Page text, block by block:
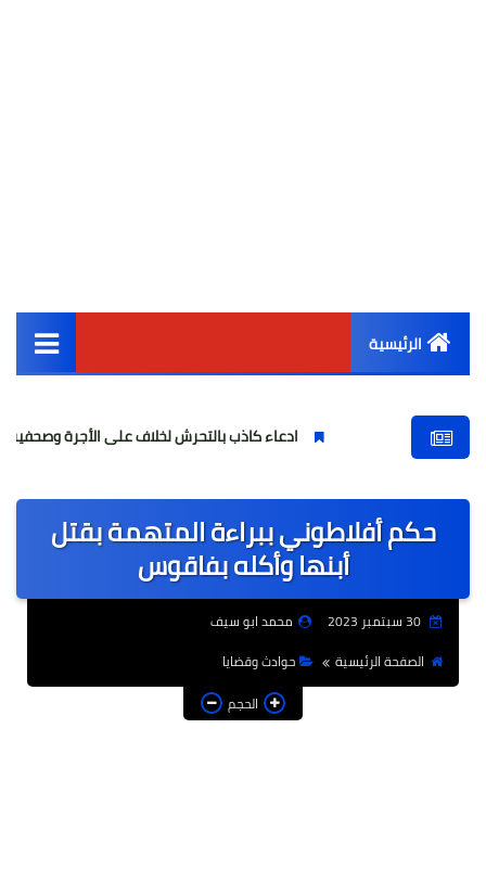
الرئيسية
أخبار مصر
عالمى
الرياضة
حوادث وقضايا
فن
التعليم
ادعاء كاذب بالتحرش لخلاف على الأجرة وصحفية وهمية
حكم أفلاطوني ببراءة المتهمة بقتل
أبنها وأكله بفاقوس
30 سبتمبر 2023
محمد ابو سيف
الصفحة الرئيسية
حوادث وقضايا
الحجم